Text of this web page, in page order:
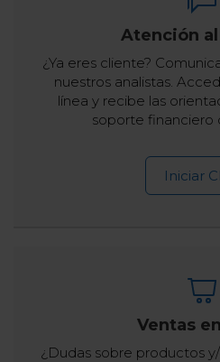
Atención
¿Ya eres cliente?
nuestros analistas.
línea y recibe las
soporte financiero
Iniciar
Ventas
¿Dudas sobre productos